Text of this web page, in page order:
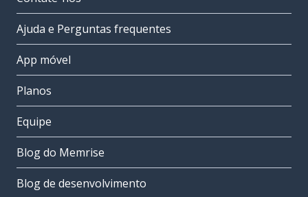
Ajuda e Perguntas frequentes
App móvel
Planos
Equipe
Blog do Memrise
Blog de desenvolvimento